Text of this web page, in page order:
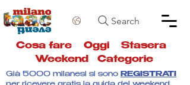
Search
Cosa fare Oggi Stasera
Weekend
Categorie
Già 5000 milanesi si sono REGISTRATI